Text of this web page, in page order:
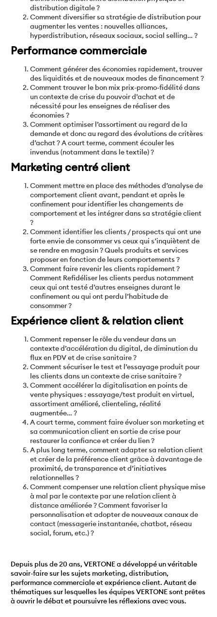
distribution digitale ?
Comment diversifier sa stratégie de distribution pour
augmenter les ventes : nouvelles alliances,
hyperdistribution, réseaux sociaux, social selling… ?
Performance commerciale
Comment générer des économies rapidement, trouver
des liquidités et de nouveaux modes de financement ?
Comment trouver le bon mix prix-promo-fidélité dans
un contexte de crise du pouvoir d’achat et de
nécessité pour les enseignes de réaliser des
économies ?
Comment optimiser l’assortiment au regard de la
demande et donc au regard des évolutions de critères
d’achat ? A court terme, comment écouler les
invendus (notamment dans le textile) ?
Marketing centré client
Comment mettre en place des méthodes d’analyse de
comportement client avant, pendant et après le
confinement pour identifier les changements de
comportement et les intégrer dans sa stratégie client
?
Comment identifier les clients / prospects qui ont une
forte envie de consommer vs ceux qui s’inquiètent de
se rendre en magasin ? Quels produits et services
proposer en fonction de leurs comportements ?
Comment faire revenir les clients rapidement ?
Comment Refidéliser les clients perdus notamment
ceux qui ont testé d’autres enseignes durant le
confinement ou qui ont perdu l’habitude de
consommer ?
Expérience client & relation client
Comment repenser le rôle du vendeur dans un
contexte d’accélération du digital, de diminution du
flux en PDV et de crise sanitaire ?
Comment sécuriser le test et l’essayage produit pour
les clients dans un contexte de crise sanitaire ?
Comment accélérer la digitalisation en points de
vente physiques : essayage/test produit en virtuel,
assortiment amélioré, clienteling, réalité
augmentée… ?
A court terme, comment faire évoluer son marketing et
sa communication client en sortie de crise pour
restaurer la confiance et créer du lien ?
A plus long terme, comment adapter sa relation client
et créer de la préférence client grâce à davantage de
proximité, de transparence et d’initiatives
relationnelles ?
Comment compenser une relation client physique mise
à mal par le contexte par une relation client à
distance améliorée ? Comment favoriser la
personnalisation et adopter de nouveaux canaux de
contact (messagerie instantanée, chatbot, réseau
social, forum, etc.) ?
Depuis plus de 20 ans, VERTONE a développé un véritable
savoir-faire sur les sujets marketing, distribution,
performance commerciale et expérience client. Autant de
thématiques sur lesquelles les équipes VERTONE sont prêtes
à ouvrir le débat et poursuivre les réflexions avec vous.